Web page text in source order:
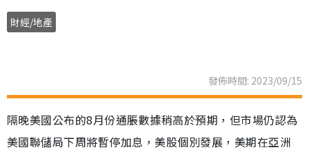
財經/地產
發佈時間: 2023/09/15
隔晚美國公布的8月份通脹數據稍高於預期，但市場仍認為
美國聯儲局下周將暫停加息，美股個別發展，美期在亞洲